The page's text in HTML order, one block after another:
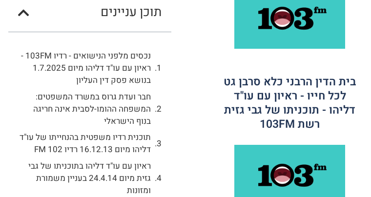
בית הדין הרבני כלא סרבן גט
לכל חייו - ראיון עם עו"ד
דליהו - תוכניתו של גבי גזית
רשת 103FM
תוכן עניינים
נכסים מלפני הנישואים - רדיו 103FM -
ראיון עם עו"ד דליהו מיום 1.7.2025
בנושא פסק דין העליון
חבר ועדת גרוס במשרד המשפטים:
המשפחה ההומו-לסבית אינה חריגה
בנוף הישראלי
תוכנית רדיו משפטית בהנחייתו של עו"ד
דליהו מיום 16.12.13 רדיו 102 FM
ראיון עם עו"ד דליהו בתוכניתו של גבי
גזית מיום 24.4.14 בעניין משמורת
ומזונות